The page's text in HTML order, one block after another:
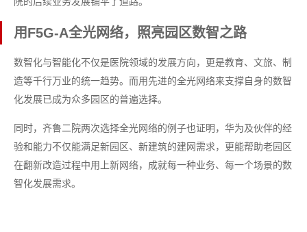
用F5G-A全光网络，照亮园区数智之路
数智化与智能化不仅是医院领域的发展方向，更是教育、文旅、制
造等千行万业的统一趋势。而用先进的全光网络来支撑自身的数智
化发展已成为众多园区的普遍选择。
同时，齐鲁二院两次选择全光网络的例子也证明，华为及伙伴的经
验和能力不仅能满足新园区、新建筑的建网需求，更能帮助老园区
在翻新改造过程中用上新网络，成就每一种业务、每一个场景的数
智化发展需求。